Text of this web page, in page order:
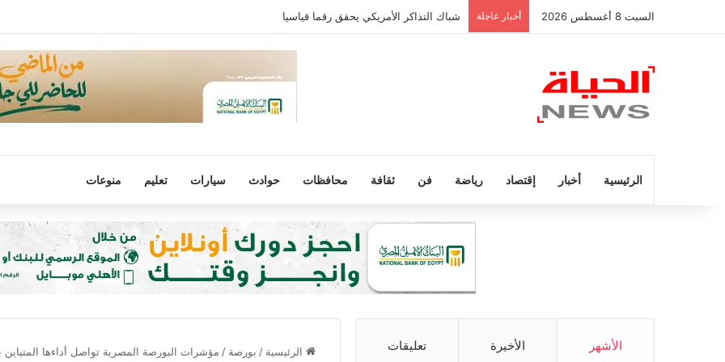
السبت 8 أغسطس 2026 أخبار عاجلة شباك التذاكر الأمريكي يحقق رقما قياسيا
الرئيسية أخبار إقتصاد رياضة فن ثقافة محافظات حوادث سيارات تعليم منوعات
الرئيسية / بورصة / مؤشرات البورصة المصرية تواصل أداءها المتباين الأشهر الأخيرة تعليقات